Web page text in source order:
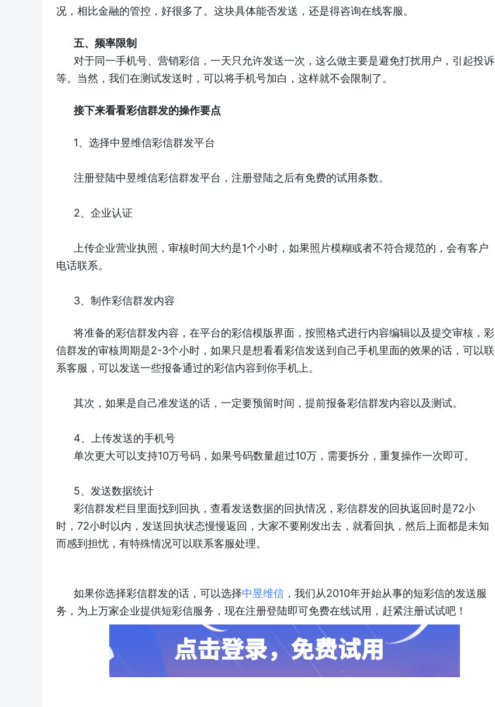
况，相比金融的管控，好很多了。这块具体能否发送，还是得咨询在线客服。
五、频率限制
对于同一手机号、营销彩信，一天只允许发送一次，这么做主要是避免打扰用户，引起投诉
等。当然，我们在测试发送时，可以将手机号加白，这样就不会限制了。
接下来看看彩信群发的操作要点
1、选择中昱维信彩信群发平台
注册登陆中昱维信彩信群发平台，注册登陆之后有免费的试用条数。
2、企业认证
上传企业营业执照，审核时间大约是1个小时，如果照片模糊或者不符合规范的，会有客户
电话联系。
3、制作彩信群发内容
将准备的彩信群发内容，在平台的彩信模版界面，按照格式进行内容编辑以及提交审核，彩
信群发的审核周期是2-3个小时，如果只是想看看彩信发送到自己手机里面的效果的话，可以联
系客服，可以发送一些报备通过的彩信内容到你手机上。
其次，如果是自己准发送的话，一定要预留时间，提前报备彩信群发内容以及测试。
4、上传发送的手机号
单次更大可以支持10万号码，如果号码数量超过10万，需要拆分，重复操作一次即可。
5、发送数据统计
彩信群发栏目里面找到回执，查看发送数据的回执情况，彩信群发的回执返回时是72小
时，72小时以内，发送回执状态慢慢返回，大家不要刚发出去，就看回执，然后上面都是未知
而感到担忧，有特殊情况可以联系客服处理。
如果你选择彩信群发的话，可以选择中昱维信 ，我们从2010年开始从事的短彩信的发送服
务，为上万家企业提供短彩信服务，现在注册登陆即可免费在线试用，赶紧注册试试吧！